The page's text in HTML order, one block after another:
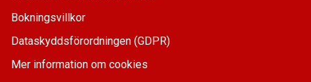
Bokningsvillkor
Dataskyddsförordningen (GDPR)
Mer information om cookies